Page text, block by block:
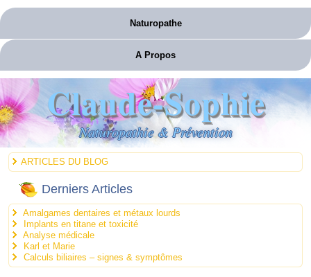
Naturopathe
A Propos
Claude-Sophie
Naturopathie & Prévention
ARTICLES DU BLOG
Derniers Articles
Amalgames dentaires et métaux lourds
Implants en titane et toxicité
Analyse médicale
Karl et Marie
Calculs biliaires – signes & symptômes